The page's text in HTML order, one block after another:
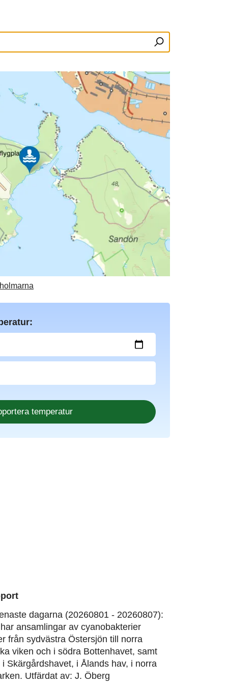
dagarna (20260801 - 20260807):
ansamlingar av cyanobakterier
från sydvästra Östersjön till norra
viken och i södra Bottenhavet, samt
Skärgårdshavet, i Ålands hav, i norra
Utfärdat av: J. Öberg